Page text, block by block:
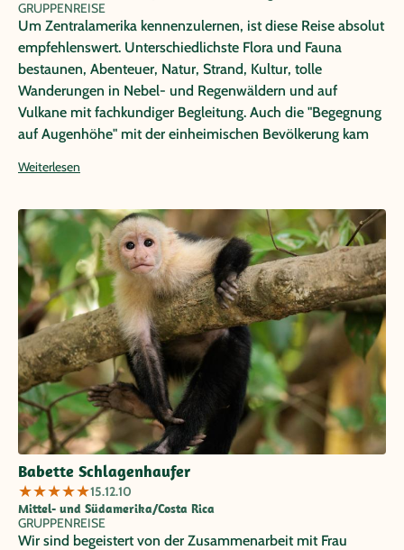
GRUPPENREISE
Um Zentralamerika kennenzulernen, ist diese Reise absolut
empfehlenswert. Unterschiedlichste Flora und Fauna
bestaunen, Abenteuer, Natur, Strand, Kultur, tolle
Wanderungen in Nebel- und Regenwäldern und auf
Vulkane mit fachkundiger Begleitung. Auch die "Begegnung
auf Augenhöhe" mit der einheimischen Bevölkerung kam
Erinnerung behalten!
Weiterlesen
Babette Schlagenhaufer
★★★★★15.12.10
Mittel- und Südamerika/Costa Rica
GRUPPENREISE
Wir sind begeistert von der Zusammenarbeit mit Frau